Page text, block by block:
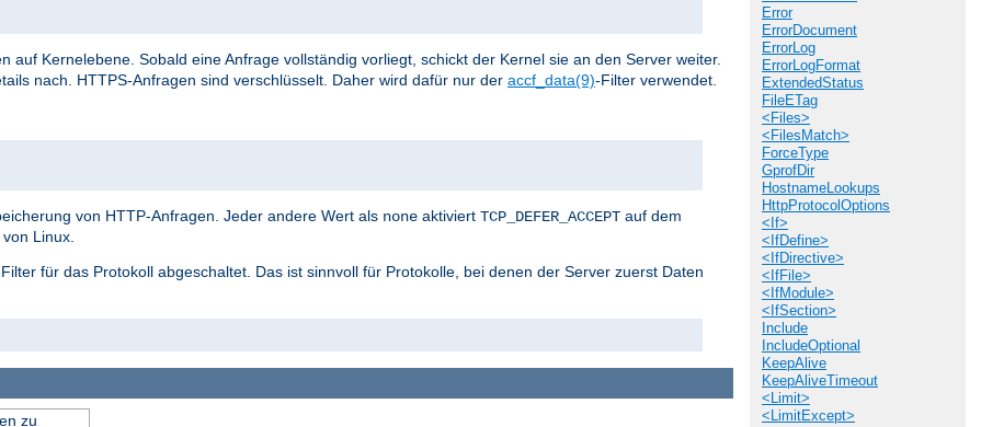
Error
ErrorDocument
ErrorLog
ErrorLogFormat
ExtendedStatus
FileETag
<Files>
<FilesMatch>
ForceType
GprofDir
HostnameLookups
HttpProtocolOptions
<If>
<IfDefine>
<IfDirective>
<IfFile>
<IfModule>
<IfSection>
Include
IncludeOptional
KeepAlive
KeepAliveTimeout
<Limit>
<LimitExcept>
auf Kernelebene. Sobald eine Anfrage vollständig vorliegt, schickt der Kernel sie an den Server weiter.
nach. HTTPS-Anfragen sind verschlüsselt. Daher wird dafür nur der accf_data(9)-Filter verwendet.
von HTTP-Anfragen. Jeder andere Wert als none aktiviert TCP_DEFER_ACCEPT auf dem
Linux.
für das Protokoll abgeschaltet. Das ist sinnvoll für Protokolle, bei denen der Server zuerst Daten
zu